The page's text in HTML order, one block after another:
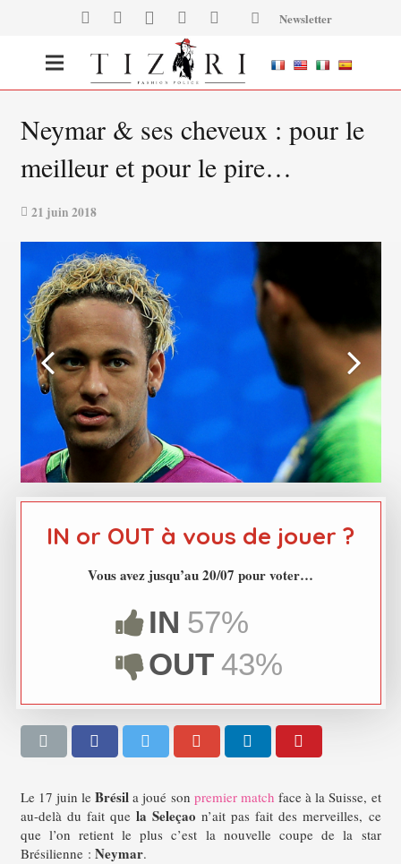
Newsletter
Neymar & ses cheveux : pour le
meilleur et pour le pire…
21 juin 2018
IN or OUT à vous de jouer ?
Vous avez jusqu’au 20/07 pour voter…
IN 57%
OUT 43%
Le 17 juin leBrésil a joué son premier match face à la Suisse, et
au-delà du fait que la Seleçao n’ait pas fait des merveilles, ce
que l’on retient le plus c’est la nouvelle coupe de la star
Brésilienne : Neymar.